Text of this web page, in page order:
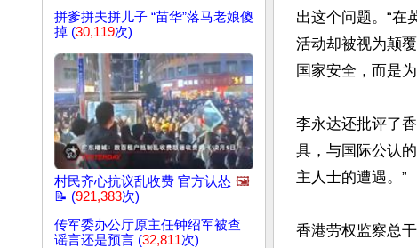
拼爹拼夫拼儿子 “苗华”落马老娘傻
掉 (30,119次)
村民齐心抗议乱收费 官方认怂 🖼️
📝 (921,383次)
传军委办公厅原主任钟绍军被查
谣言还是预言 (32,811次)
出这个问题。“在
活动却被视为颠
国家安全，而是
李永达还批评了
具，与国际公认
主人士的遭遇。”
香港劳权监察总